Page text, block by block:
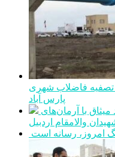
تصفیه فاضلاب شهری
پارس آباد
والامقام اردبیل
امروز، رسانه است